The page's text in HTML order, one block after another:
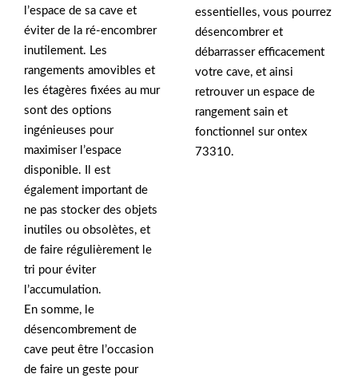
l’espace de sa cave et
éviter de la ré-encombrer
inutilement. Les
rangements amovibles et
les étagères fixées au mur
sont des options
ingénieuses pour
maximiser l’espace
disponible. Il est
également important de
ne pas stocker des objets
inutiles ou obsolètes, et
de faire régulièrement le
tri pour éviter
l’accumulation.
En somme, le
désencombrement de
cave peut être l’occasion
de faire un geste pour
essentielles, vous pourrez
désencombrer et
débarrasser efficacement
votre cave, et ainsi
retrouver un espace de
rangement sain et
fonctionnel sur ontex
73310.